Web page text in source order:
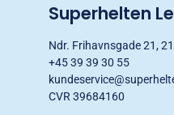
Superhelten
Ndr. Frihavnsgade 21,
+45 39 39 30 55
CVR 39684160